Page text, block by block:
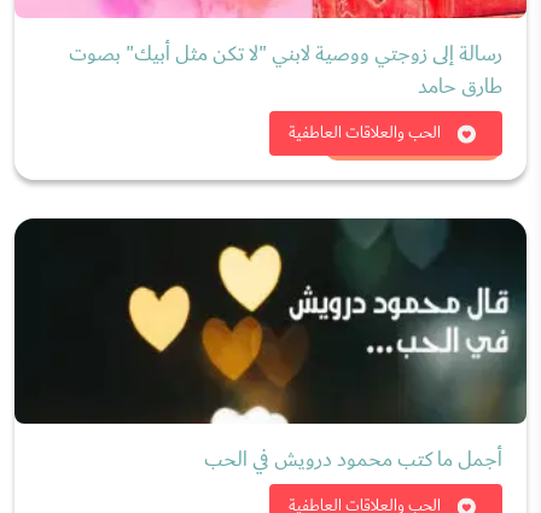
الحب والعلاقات العاطفية
رسالة إلى زوجتي ووصية لابني "لا تكن مثل أبيك" بصوت
طارق حامد
شاهد الان
الحب والعلاقات العاطفية
أجمل ما كتب محمود درويش في الحب